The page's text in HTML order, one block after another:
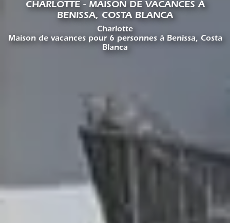
CHARLOTTE - MAISON DE VACANCES À
BENISSA, COSTA BLANCA
Charlotte
Maison de vacances pour 6 personnes à Benissa, Costa
Blanca